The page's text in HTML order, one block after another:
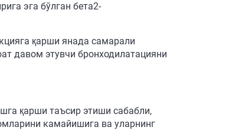
эга бўлган бета2-
қарши янада самарали
давом этувчи бронходилатацияни
қарши таъсир этиши сабабли,
камайишига ва уларнинг